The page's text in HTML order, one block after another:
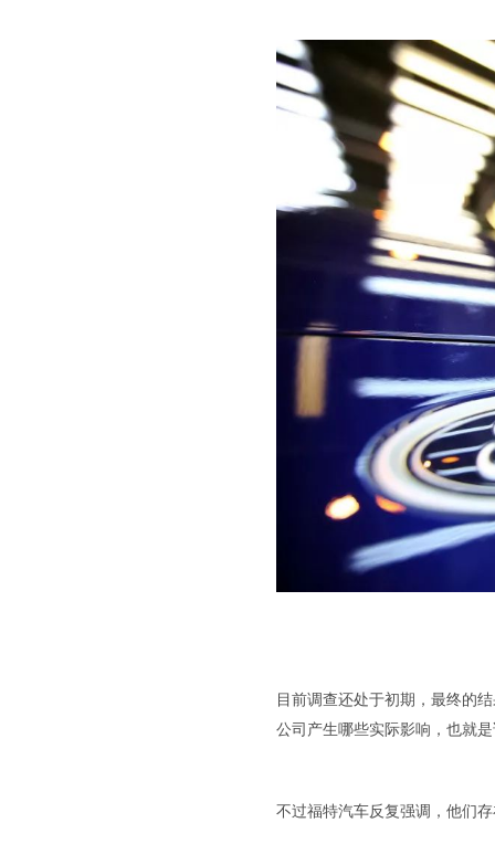
目前调查还处于初期，最终的
公司产生哪些实际影响，也就
不过福特汽车反复强调，他们